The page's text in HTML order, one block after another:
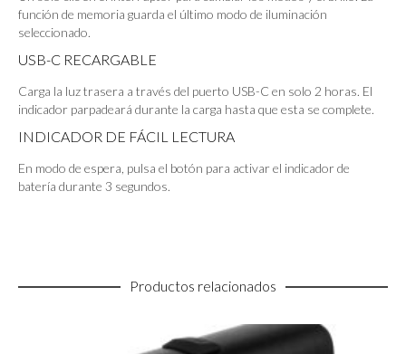
función de memoria guarda el último modo de iluminación
seleccionado.
USB-C RECARGABLE
Carga la luz trasera a través del puerto USB-C en solo 2 horas. El
indicador parpadeará durante la carga hasta que esta se complete.
INDICADOR DE FÁCIL LECTURA
En modo de espera, pulsa el botón para activar el indicador de
batería durante 3 segundos.
Productos relacionados